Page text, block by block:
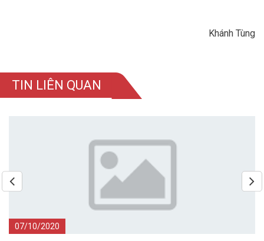
Khánh Tùng
TIN LIÊN QUAN
07/10/2020